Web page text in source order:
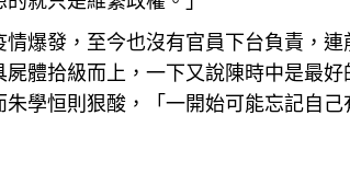
爆發，至今也沒有官員下台負責，
屍體拾級而上，一下又說陳時中是最
學恒則狠酸，「一開始可能忘記自